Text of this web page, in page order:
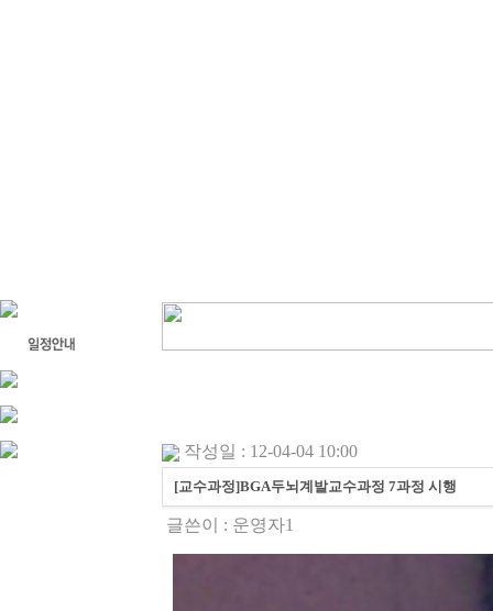
작성일 : 12-04-04 10:00
[교수과정]BGA두뇌계발교수과정 7과정 시행
글쓴이 : 운영자1